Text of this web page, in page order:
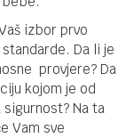
izbor prvo
Da li je
provjere? Da
kojom je od
Na ta
Vam sve